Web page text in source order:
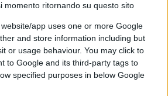
momento ritornando su questo sito
app uses one or more Google
and store information including but
or usage behaviour. You may click to
to Google and its third-party tags to
specified purposes in below Google
le loro divisioni, a Nord
Finlandia centrale
e nell’estremo Nord verso il
(ora Pechenega, in